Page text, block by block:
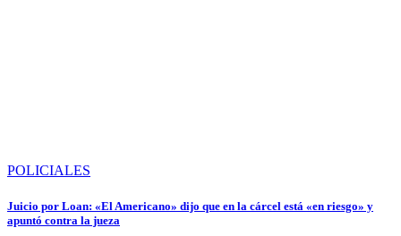
POLICIALES
Juicio por Loan: «El Americano» dijo que en la cárcel está «en riesgo» y
apuntó contra la jueza